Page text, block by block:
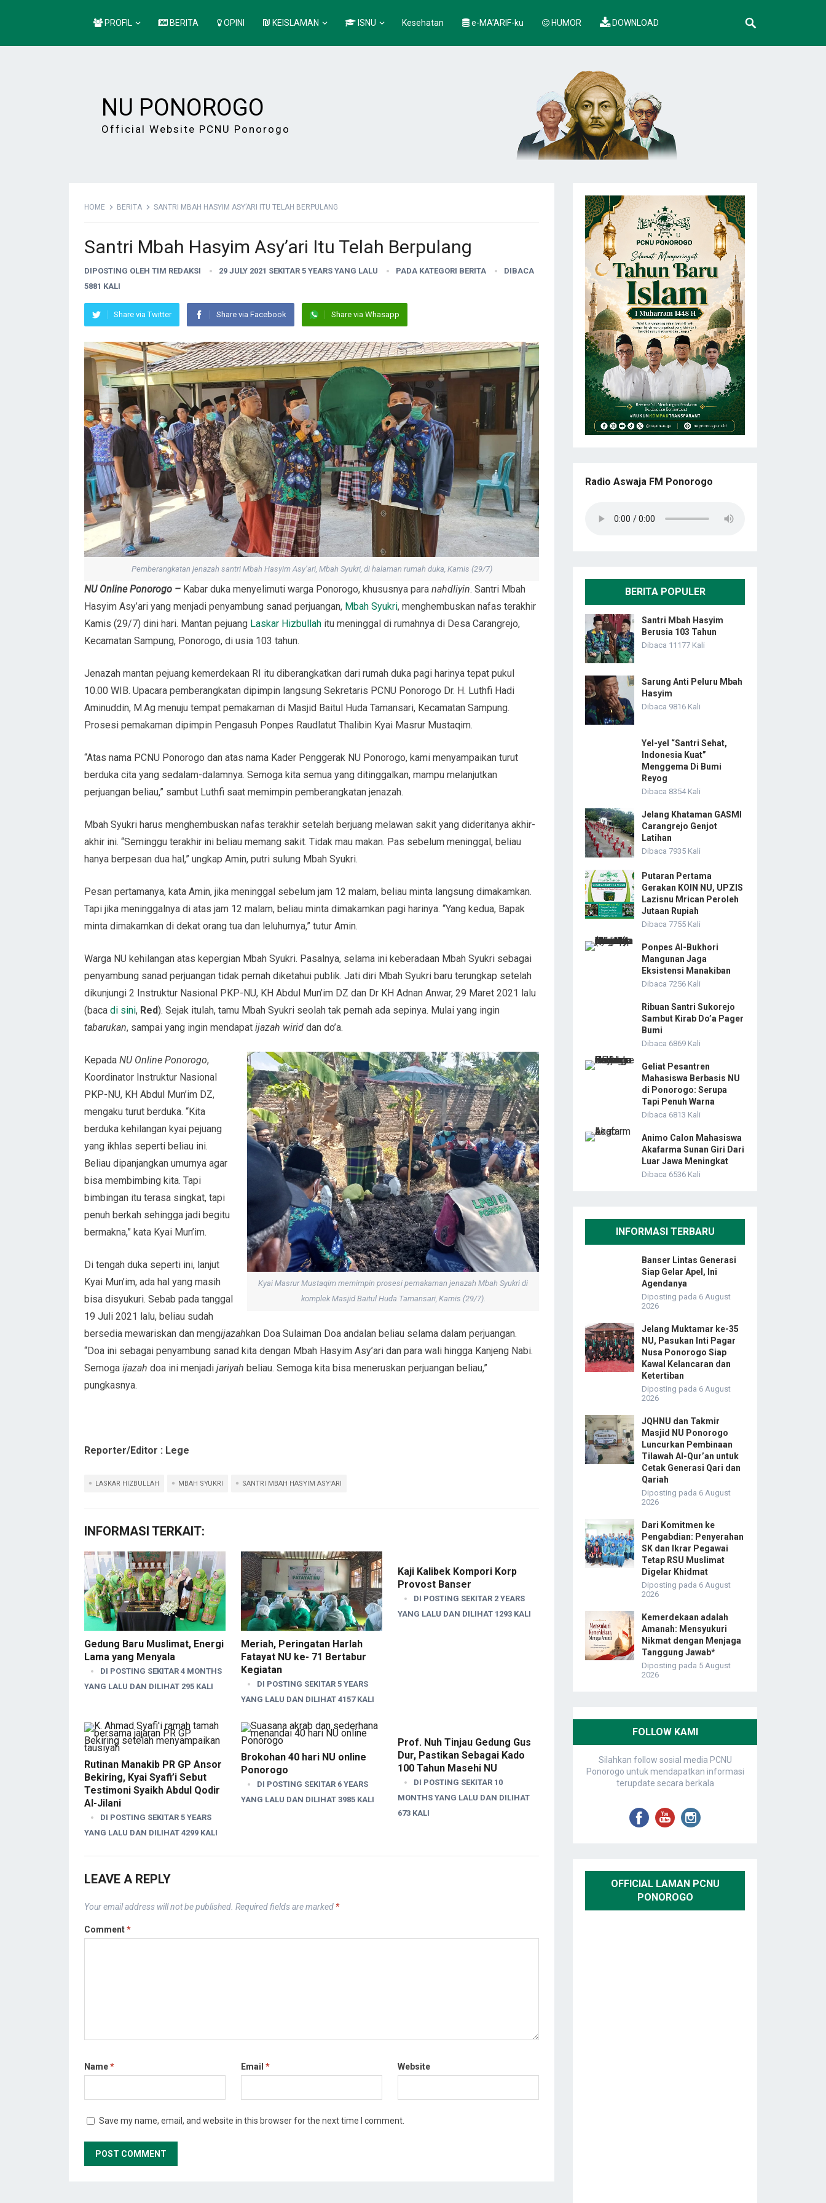
PROFIL BERITA OPINI KEISLAMAN ISNU Kesehatan e-MA’ARIF-ku HUMOR DOWNLOAD
NU PONOROGO
Official Website PCNU Ponorogo
HOME BERITA SANTRI MBAH HASYIM ASY’ARI ITU TELAH BERPULANG
Santri Mbah Hasyim Asy’ari Itu Telah Berpulang
DIPOSTING OLEH TIM REDAKSI 29 JULY 2021 SEKITAR 5 YEARS YANG LALU PADA KATEGORI BERITA
DIBACA
5881 KALI
Share via Twitter Share via Facebook Share via Whasapp
Pemberangkatan jenazah santri Mbah Hasyim Asy’ari, Mbah Syukri, di halaman rumah duka, Kamis (29/7)
NU Online Ponorogo – Kabar duka menyelimuti warga Ponorogo, khususnya para nahdliyin. Santri Mbah
Hasyim Asy’ari yang menjadi penyambung sanad perjuangan, Mbah Syukri, menghembuskan nafas terakhir
Kamis (29/7) dini hari. Mantan pejuang Laskar Hizbullah itu meninggal di rumahnya di Desa Carangrejo,
Kecamatan Sampung, Ponorogo, di usia 103 tahun.
Jenazah mantan pejuang kemerdekaan RI itu diberangkatkan dari rumah duka pagi harinya tepat pukul
10.00 WIB. Upacara pemberangkatan dipimpin langsung Sekretaris PCNU Ponorogo Dr. H. Luthfi Hadi
Aminuddin, M.Ag menuju tempat pemakaman di Masjid Baitul Huda Tamansari, Kecamatan Sampung.
Prosesi pemakaman dipimpin Pengasuh Ponpes Raudlatut Thalibin Kyai Masrur Mustaqim.
“Atas nama PCNU Ponorogo dan atas nama Kader Penggerak NU Ponorogo, kami menyampaikan turut
berduka cita yang sedalam-dalamnya. Semoga kita semua yang ditinggalkan, mampu melanjutkan
perjuangan beliau,” sambut Luthfi saat memimpin pemberangkatan jenazah.
Mbah Syukri harus menghembuskan nafas terakhir setelah berjuang melawan sakit yang dideritanya akhir-
akhir ini. “Seminggu terakhir ini beliau memang sakit. Tidak mau makan. Pas sebelum meninggal, beliau
hanya berpesan dua hal,” ungkap Amin, putri sulung Mbah Syukri.
Pesan pertamanya, kata Amin, jika meninggal sebelum jam 12 malam, beliau minta langsung dimakamkan.
Tapi jika meninggalnya di atas jam 12 malam, beliau minta dimakamkan pagi harinya. “Yang kedua, Bapak
minta dimakamkan di dekat orang tua dan leluhurnya,” tutur Amin.
Warga NU kehilangan atas kepergian Mbah Syukri. Pasalnya, selama ini keberadaan Mbah Syukri sebagai
penyambung sanad perjuangan tidak pernah diketahui publik. Jati diri Mbah Syukri baru terungkap setelah
dikunjungi 2 Instruktur Nasional PKP-NU, KH Abdul Mun’im DZ dan Dr KH Adnan Anwar, 29 Maret 2021 lalu
(baca di sini, Red). Sejak itulah, tamu Mbah Syukri seolah tak pernah ada sepinya. Mulai yang ingin
tabarukan, sampai yang ingin mendapat ijazah wirid dan do’a.
Kyai Masrur Mustaqim memimpin prosesi pemakaman jenazah Mbah Syukri di
komplek Masjid Baitul Huda Tamansari, Kamis (29/7).
Kepada NU Online Ponorogo,
Koordinator Instruktur Nasional
PKP-NU, KH Abdul Mun’im DZ,
mengaku turut berduka. “Kita
berduka kehilangan kyai pejuang
yang ikhlas seperti beliau ini.
Beliau dipanjangkan umurnya agar
bisa membimbing kita. Tapi
bimbingan itu terasa singkat, tapi
penuh berkah sehingga jadi begitu
bermakna,” kata Kyai Mun’im.
Di tengah duka seperti ini, lanjut
Kyai Mun’im, ada hal yang masih
bisa disyukuri. Sebab pada tanggal
19 Juli 2021 lalu, beliau sudah
bersedia mewariskan dan mengijazahkan Doa Sulaiman Doa andalan beliau selama dalam perjuangan.
“Doa ini sebagai penyambung sanad kita dengan Mbah Hasyim Asy’ari dan para wali hingga Kanjeng Nabi.
Semoga ijazah doa ini menjadi jariyah beliau. Semoga kita bisa meneruskan perjuangan beliau,”
pungkasnya.
Reporter/Editor : Lege
LASKAR HIZBULLAH MBAH SYUKRI SANTRI MBAH HASYIM ASY'ARI
INFORMASI TERKAIT:
Gedung Baru Muslimat, Energi
Lama yang Menyala
DI POSTING SEKITAR 4 MONTHS
YANG LALU DAN DILIHAT 295 KALI
Meriah, Peringatan Harlah
Fatayat NU ke- 71 Bertabur
Kegiatan
DI POSTING SEKITAR 5 YEARS
YANG LALU DAN DILIHAT 4157 KALI
Kaji Kalibek Kompori Korp
Provost Banser
DI POSTING SEKITAR 2 YEARS
YANG LALU DAN DILIHAT 1293 KALI
Rutinan Manakib PR GP Ansor
Bekiring, Kyai Syafi’i Sebut
Testimoni Syaikh Abdul Qodir
Al-Jilani
DI POSTING SEKITAR 5 YEARS
YANG LALU DAN DILIHAT 4299 KALI
Brokohan 40 hari NU online
Ponorogo
DI POSTING SEKITAR 6 YEARS
YANG LALU DAN DILIHAT 3985 KALI
Prof. Nuh Tinjau Gedung Gus
Dur, Pastikan Sebagai Kado
100 Tahun Masehi NU
DI POSTING SEKITAR 10
MONTHS YANG LALU DAN DILIHAT
673 KALI
LEAVE A REPLY
Your email address will not be published. Required fields are marked *
Comment*
Name* Email * Website
Save my name, email, and website in this browser for the next time I comment.
Radio Aswaja FM Ponorogo
BERITA POPULER
Santri Mbah Hasyim
Berusia 103 Tahun
Dibaca 11177 Kali
Sarung Anti Peluru Mbah
Hasyim
Dibaca 9816 Kali
Yel-yel “Santri Sehat,
Indonesia Kuat”
Menggema Di Bumi
Reyog
Dibaca 8354 Kali
Jelang Khataman GASMI
Carangrejo Genjot
Latihan
Dibaca 7935 Kali
Putaran Pertama
Gerakan KOIN NU, UPZIS
Lazisnu Mrican Peroleh
Jutaan Rupiah
Dibaca 7755 Kali
Ponpes Al-Bukhori
Mangunan Jaga
Eksistensi Manakiban
Dibaca 7256 Kali
Ribuan Santri Sukorejo
Sambut Kirab Do’a Pager
Bumi
Dibaca 6869 Kali
Geliat Pesantren
Mahasiswa Berbasis NU
di Ponorogo: Serupa
Tapi Penuh Warna
Dibaca 6813 Kali
Animo Calon Mahasiswa
Akafarma Sunan Giri Dari
Luar Jawa Meningkat
Dibaca 6536 Kali
INFORMASI TERBARU
Banser Lintas Generasi
Siap Gelar Apel, Ini
Agendanya
Diposting pada 6 August
2026
Jelang Muktamar ke-35
NU, Pasukan Inti Pagar
Nusa Ponorogo Siap
Kawal Kelancaran dan
Ketertiban
Diposting pada 6 August
2026
JQHNU dan Takmir
Masjid NU Ponorogo
Luncurkan Pembinaan
Tilawah Al-Qur’an untuk
Cetak Generasi Qari dan
Qariah
Diposting pada 6 August
2026
Dari Komitmen ke
Pengabdian: Penyerahan
SK dan Ikrar Pegawai
Tetap RSU Muslimat
Digelar Khidmat
Diposting pada 6 August
2026
Kemerdekaan adalah
Amanah: Mensyukuri
Nikmat dengan Menjaga
Tanggung Jawab*
Diposting pada 5 August
2026
FOLLOW KAMI
Silahkan follow sosial media PCNU
Ponorogo untuk mendapatkan informasi
terupdate secara berkala
OFFICIAL LAMAN PCNU
PONOROGO